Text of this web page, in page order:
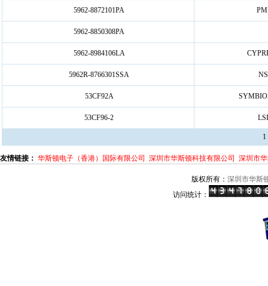
5962-8872101PA
5962-8850308PA
5962-8984106LA
5962R-8766301SSA NS
53CF92A
53CF96-2 LSI
1
友情链接： 华斯顿电子（香港）国际有限公司 深圳市华斯顿科技有限公司 深圳市
版权所有： 深圳市华斯
访问统计：